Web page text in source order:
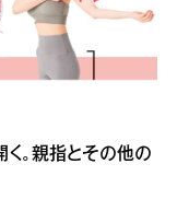
。親指とその他の